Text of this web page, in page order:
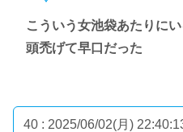
こういう女池袋あたりに
頭禿げて早口だった
40 : 2025/06/02(月)